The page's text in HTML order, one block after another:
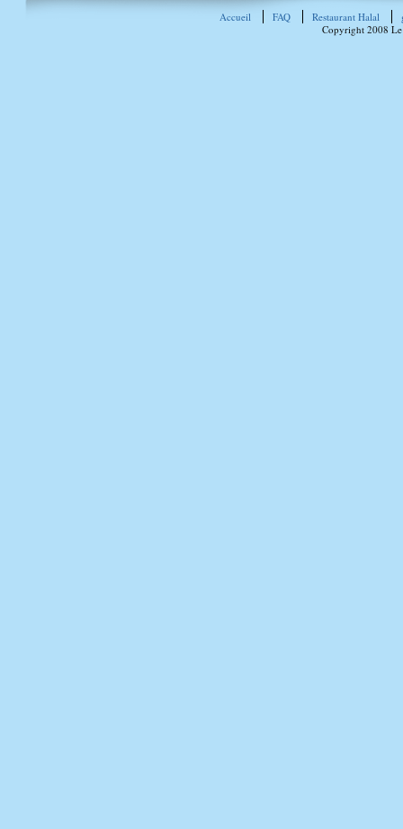
Accueil FAQ Restaurant Halal
Copyright 2008